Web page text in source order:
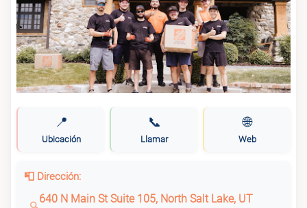
📍
Ubicación
📞
Llamar
🌐
Web
📮 Dirección:
640 N Main St Suite 105, North Salt Lake, UT